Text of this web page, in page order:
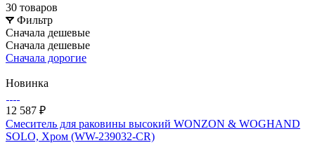
30 товаров
Фильтр
Сначала дешевые
Сначала дешевые
Сначала дорогие
Новинка
12 587 ₽
Смеситель для раковины высокий WONZON & WOGHAND
SOLO, Хром (WW-239032-CR)